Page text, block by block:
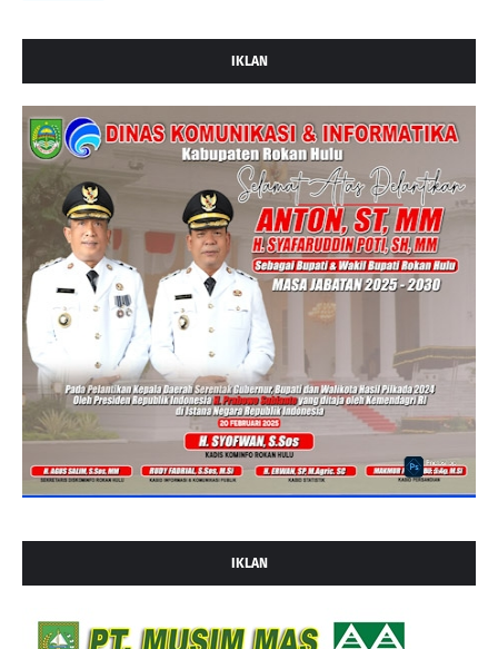
IKLAN
IKLAN